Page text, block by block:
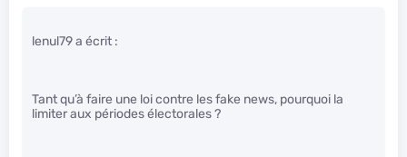
lenul79 a écrit :
Tant qu’à faire une loi contre les fake news, pourquoi la
limiter aux périodes électorales ?